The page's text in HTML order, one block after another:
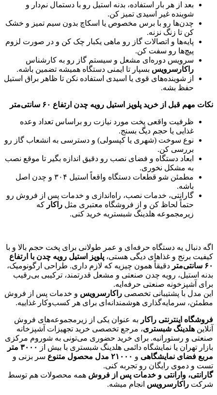
بعد از هر بار استفاده، بدنه استیل رو با دستمال نم‌دار و
شوینده غیر اسیدی تمیز کن.
چدن‌ها رو با برس مخصوص یا اسکاچ بدون سیم تمیز و خشک
کن تا زنگ نزنه.
پایه‌ها و اتصالات گاز رو ماهی یکبار چک کن و در صورت لزوم
پیچ‌ها رو سفت کن.
سرویس دوره‌ای مشعل و سیستم گاز رو به کارشناس
راکارسرویس بسپار تا ایمنی دستگاه همیشه تضمین باشه.
از شوینده‌های قوی یا اسیدی استفاده نکن تا ظاهر براق استیل
حفظ بشه.
نکات مهم قبل از خرید پلوپز استیل رویه چدن ارتفاع ۶۰ سانتی‌متر
ظرفیت واقعی پخت مورد نیازت رو براساس تعداد وعده
غذایی یا حجم دیگ بسنج.
نوع سوخت (شهری یا کپسولی) و دسترسی به انشعاب گاز رو
بررسی کن.
ابعاد دستگاه و فضای نصب رو دقیق اندازه بگیر تا موقع نصب
به مشکل نخوری.
مطمئن شو قطعات دستگاه واقعاً استیل ۳۰۴ و چدن اصل
باشه.
گارانتی، خدمات نصب، راه‌اندازی و خدمات پس از فروش رو
حتماً لحاظ کن و از فروشگاه معتبری مثل راکار که
زیرمجموعه هلدینگ شبستریه خرید کنی.
اگه دنبال یه دستگاه حرفه‌ای و عمر طولانی برای پخت حجم بالا و با
کیفیت برنج و غذاهای دیگی هستی، پلوپز استیل رویه چدن با ارتفاع
۶۰ سانتی‌متر دقیقاً همون چیزیه که لازم داری. طراحی ارگونومیک،
بدنه استیل، رویه چدن صنعتی و مشعل قدرتمند، ترکیبی بی‌رقیب
برای آشپزخونه صنعتی حرفه‌ایه.
این مدل با پشتیبانی تخصصی راکارسرویس و خدمات پس از فروش
مطمئن، سرمایه‌گذاری هوشمندانه‌ای برای هر کسب‌وکار غذاییه.
فروشگاه اینترنتی راکار به عنوان یکی از زیرمجموعه‌های فروش
آنلاین هلدینگ شبستری، مرجع تخصصی خرید تجهیزات آشپزخانه
صنعتی و رستورانیه. برای خرید حضوری می‌تونی به شوروم مرکزی
بازار تهران یا نمایشگاه دائمی هلدینگ شبستری با بیش از
۳۰۰۰ متر
مربع فضای نمایشگاهی و ۲۱۰۰۰ مدل محصول متنوع سر بزنی و
تست و دموی رایگان رو تجربه کنی.
گارانتی، وارانتی و خدمات پس از فروش همه محصولات هم توسط
شرکت راکارسرویس انجام میشه.